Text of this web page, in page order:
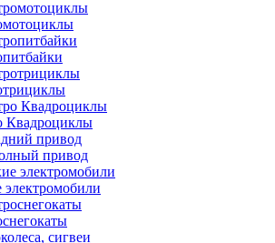
Квадроциклы
привод
привод
электромобили